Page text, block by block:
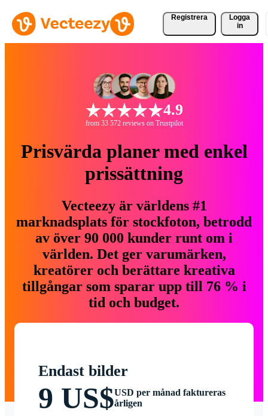
Registrera
Logga
in
4.9
from 33 572 reviews on Trustpilot
Prisvärda planer med enkel
prissättning
Vecteezy är världens #1
marknadsplats för stockfoton, betrodd
av över 90 000 kunder runt om i
världen. Det ger varumärken,
kreatörer och berättare kreativa
tillgångar som sparar upp till 76 % i
tid och budget.
Endast bilder
9 US$USD per månad faktureras
årligen